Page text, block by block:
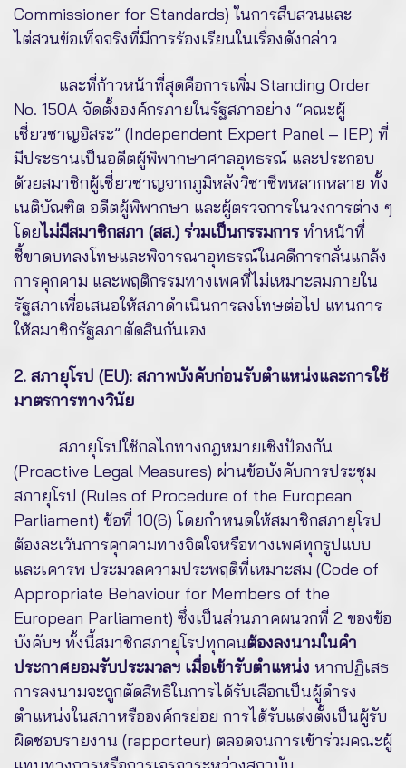
Commissioner for Standards) ในการสืบสวนและ
ไต่สวนข้อเท็จจริงที่มีการร้องเรียนในเรื่องดังกล่าว
และที่ก้าวหน้าที่สุดคือการเพิ่ม Standing Order
No. 150A จัดตั้งองค์กรภายในรัฐสภาอย่าง “คณะผู้
เชี่ยวชาญอิสระ” (Independent Expert Panel – IEP) ที่
มีประธานเป็นอดีตผู้พิพากษาศาลอุทธรณ์ และประกอบ
ด้วยสมาชิกผู้เชี่ยวชาญจากภูมิหลังวิชาชีพหลากหลาย ทั้ง
เนติบัณฑิต อดีตผู้พิพากษา และผู้ตรวจการในวงการต่าง ๆ
โดยไม่มีสมาชิกสภา (สส.) ร่วมเป็นกรรมการ ทำหน้าที่
ชี้ขาดบทลงโทษและพิจารณาอุทธรณ์ในคดีการกลั่นแกล้ง
การคุกคาม และพฤติกรรมทางเพศที่ไม่เหมาะสมภายใน
รัฐสภาเพื่อเสนอให้สภาดำเนินการลงโทษต่อไป แทนการ
ให้สมาชิกรัฐสภาตัดสินกันเอง
2. สภายุโรป (EU): สภาพบังคับก่อนรับตำแหน่งและการใช้
มาตรการทางวินัย
สภายุโรปใช้กลไกทางกฎหมายเชิงป้องกัน
(Proactive Legal Measures) ผ่านข้อบังคับการประชุม
สภายุโรป (Rules of Procedure of the European
Parliament) ข้อที่ 10(6) โดยกำหนดให้สมาชิกสภายุโรป
ต้องละเว้นการคุกคามทางจิตใจหรือทางเพศทุกรูปแบบ
และเคารพ ประมวลความประพฤติที่เหมาะสม (Code of
Appropriate Behaviour for Members of the
European Parliament) ซึ่งเป็นส่วนภาคผนวกที่ 2 ของข้อ
บังคับฯ ทั้งนี้สมาชิกสภายุโรปทุกคนต้องลงนามในคำ
ประกาศยอมรับประมวลฯ เมื่อเข้ารับตำแหน่ง หากปฏิเสธ
การลงนามจะถูกตัดสิทธิในการได้รับเลือกเป็นผู้ดำรง
ตำแหน่งในสภาหรือองค์กรย่อย การได้รับแต่งตั้งเป็นผู้รับ
ผิดชอบรายงาน (rapporteur) ตลอดจนการเข้าร่วมคณะผู้